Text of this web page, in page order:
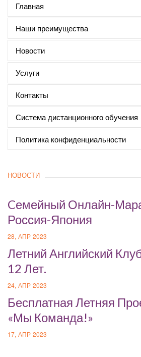
Главная
Наши преимущества
Новости
Услуги
Контакты
Система дистанционного обучения
Политика конфиденциальности
НОВОСТИ
Cемейный Онлайн-
Россия-Япония
28, АПР 2023
Летний Английский
12 Лет.
24, АПР 2023
Бесплатная Летняя
«Мы Команда!»
17, АПР 2023